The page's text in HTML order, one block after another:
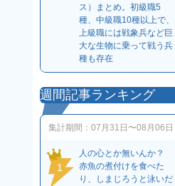
ス）まとめ。初級職5
種、中級職10種以上で、
上級職には戦象兵など巨
大な生物に乗って戦う兵
種も存在
週間記事ランキング
集計期間： 07月31日〜08月06日
1
人の心とか無いんか？
赤魚の煮付けを食べた
り、しまじろうと泳いだ